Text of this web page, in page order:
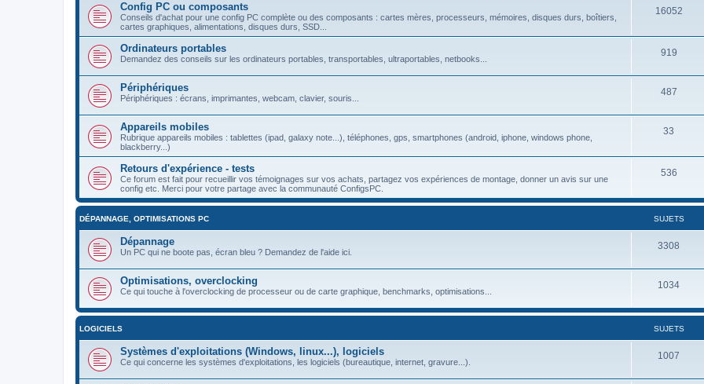
Config PC ou composants
Conseils d'achat pour une config PC complète ou des composants : cartes mères, processeurs, mémoires, disques durs, boîtiers,
cartes graphiques, alimentations, disques durs, SSD...
16052
Ordinateurs portables
Demandez des conseils sur les ordinateurs portables, transportables, ultraportables, netbooks...
919
Périphériques
Périphériques : écrans, imprimantes, webcam, clavier, souris...
487
Appareils mobiles
Rubrique appareils mobiles : tablettes (ipad, galaxy note...), téléphones, gps, smartphones (android, iphone, windows phone,
blackberry...)
33
Retours d'expérience - tests
Ce forum est fait pour recueillir vos témoignages sur vos achats, partagez vos expériences de montage, donner un avis sur une
config etc. Merci pour votre partage avec la communauté ConfigsPC.
536
DÉPANNAGE, OPTIMISATIONS PC SUJETS
Dépannage
Un PC qui ne boote pas, écran bleu ? Demandez de l'aide ici.
3308
Optimisations, overclocking
Ce qui touche à l'overclocking de processeur ou de carte graphique, benchmarks, optimisations...
1034
LOGICIELS SUJETS
Systèmes d'exploitations (Windows, linux...), logiciels
Ce qui concerne les systèmes d'exploitations, les logiciels (bureautique, internet, gravure...).
1007